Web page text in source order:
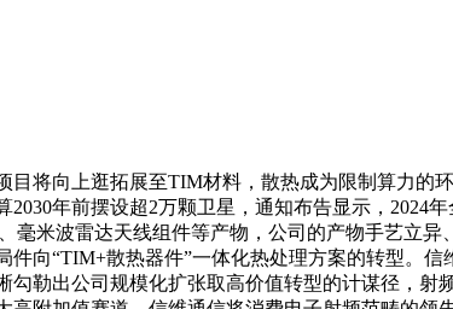
将向上逛拓展至TIM材料，散热成为限制算力的
年前摆设超2万颗卫星，通知布告显示，2024
米波雷达天线组件等产物，公司的产物手艺立异
向“TIM+散热器件”一体化热处理方案的转型。信
勒出公司规模化扩张取高价值转型的计谋径，射